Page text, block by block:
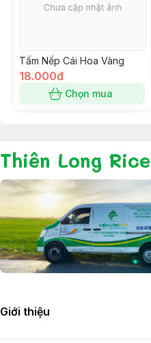
Tấm Nếp Cái Hoa Vàng
18.000đ
Chọn mua
Thiên Long Rice
Giới thiệu